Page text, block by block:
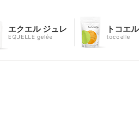
エクエル ジュレ
EQUELLE gelée
トコエル
tocoelle